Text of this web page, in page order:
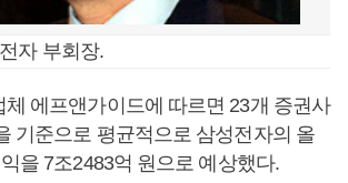
자 부회장.
체 에프앤가이드에 따르면 23개 증권사
기준으로 평균적으로 삼성전자의 올
을 7조2483억 원으로 예상했다.